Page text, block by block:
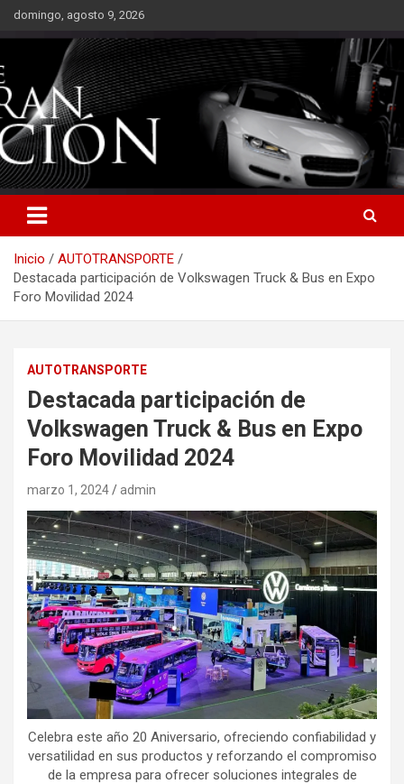
Saltardomingo, agosto 9, 2026
Inicio
AUTOTRANSPORTE
Destacada participación de Volkswagen Truck & Bus en Expo
Foro Movilidad 2024
AUTOTRANSPORTE
Destacada participación de
Volkswagen Truck & Bus en Expo
Foro Movilidad 2024
marzo 1, 2024 admin
Celebra este año 20 Aniversario, ofreciendo confiabilidad y
versatilidad en sus productos y reforzando el compromiso
de la empresa para ofrecer soluciones integrales de